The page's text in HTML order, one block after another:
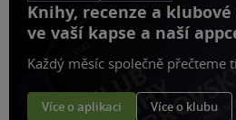
Knihy, recenze a
ve vaší kapse a naší
Každý měsíc společně přečteme
Více o aplikaci Více o klubu